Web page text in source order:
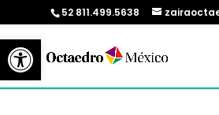
Abrir barra de herramientas
52 811.499.5638